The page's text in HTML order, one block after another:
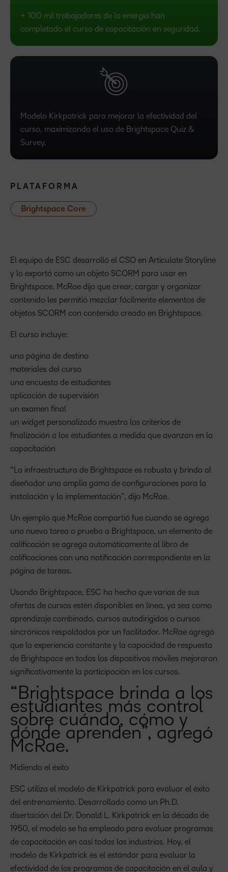
+ 100 mil trabajadores de la energía han
completado el curso de capacitación en seguridad.
Modelo Kirkpatrick para mejorar la efectividad del
curso, maximizando el uso de Brightspace Quiz &
Survey.
PLATAFORMA
Brightspace Core
El equipo de ESC desarrolló el CSO en Articulate Storyline
y lo exportó como un objeto SCORM para usar en
Brightspace. McRae dijo que crear, cargar y organizar
contenido les permitió mezclar fácilmente elementos de
objetos SCORM con contenido creado en Brightspace.
El curso incluye:
una página de destino
materiales del curso
una encuesta de estudiantes
aplicación de supervisión
un examen final
un widget personalizado muestra los criterios de
finalización a los estudiantes a medida que avanzan en la
capacitación
“La infraestructura de Brightspace es robusta y brinda al
diseñador una amplia gama de configuraciones para la
instalación y la implementación”, dijo McRae.
Un ejemplo que McRae compartió fue cuando se agrega
una nueva tarea o prueba a Brightspace, un elemento de
calificación se agrega automáticamente al libro de
calificaciones con una notificación correspondiente en la
página de tareas.
Usando Brightspace, ESC ha hecho que varias de sus
ofertas de cursos estén disponibles en línea, ya sea como
aprendizaje combinado, cursos autodirigidos o cursos
sincrónicos respaldados por un facilitador. McRae agregó
que la experiencia constante y la capacidad de respuesta
de Brightspace en todos los dispositivos móviles mejoraron
significativamente la participación en los cursos.
“Brightspace brinda a los
estudiantes más control
sobre cuándo, cómo y
dónde aprenden”, agregó
McRae.
Midiendo el éxito
ESC utiliza el modelo de Kirkpatrick para evaluar el éxito
del entrenamiento. Desarrollado como un Ph.D.
disertación del Dr. Donald L. Kirkpatrick en la década de
1950, el modelo se ha empleado para evaluar programas
de capacitación en casi todas las industrias. Hoy, el
modelo de Kirkpatrick es el estándar para evaluar la
efectividad de los programas de capacitación en el aula y